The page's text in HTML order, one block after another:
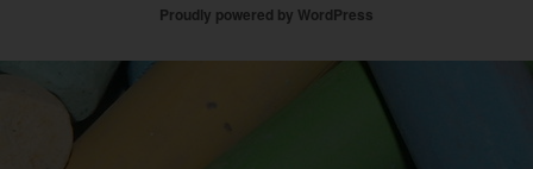
Proudly powered by WordPress